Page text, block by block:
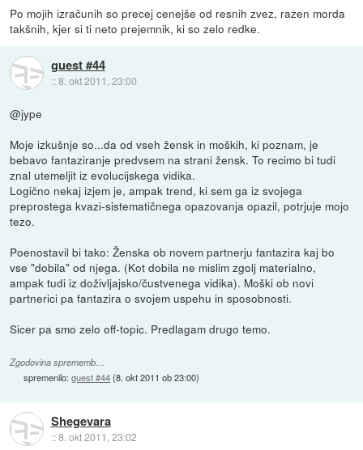
Po mojih izračunih so precej cenejše od resnih zvez, razen morda
takšnih, kjer si ti neto prejemnik, ki so zelo redke.
guest #44
::8. okt 2011, 23:00
@jype
Moje izkušnje so...da od vseh žensk in moških, ki poznam, je
bebavo fantaziranje predvsem na strani žensk. To recimo bi tudi
znal utemeljit iz evolucijskega vidika.
Logično nekaj izjem je, ampak trend, ki sem ga iz svojega
preprostega kvazi-sistematičnega opazovanja opazil, potrjuje mojo
tezo.
Poenostavil bi tako: Ženska ob novem partnerju fantazira kaj bo
vse "dobila" od njega. (Kot dobila ne mislim zgolj materialno,
ampak tudi iz doživljajsko/čustvenega vidika). Moški ob novi
partnerici pa fantazira o svojem uspehu in sposobnosti.
Sicer pa smo zelo off-topic. Predlagam drugo temo.
Zgodovina sprememb…
spremenilo:guest #44(8. okt 2011 ob 23:00)
Shegevara
::8. okt 2011, 23:02